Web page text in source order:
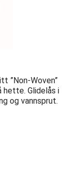
”Non-Woven”
hette. Glidelås i
og vannsprut.